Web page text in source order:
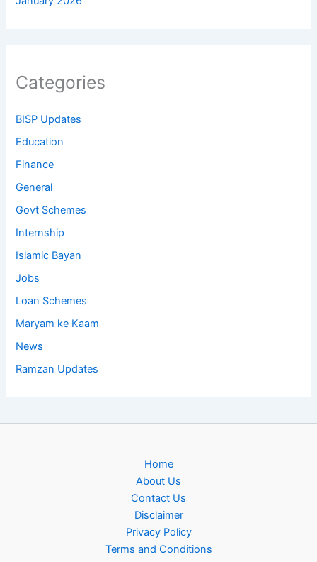
Categories
BISP Updates
Education
Finance
General
Govt Schemes
Internship
Islamic Bayan
Jobs
Loan Schemes
Maryam ke Kaam
News
Ramzan Updates
Home
About Us
Contact Us
Disclaimer
Privacy Policy
Terms and Conditions